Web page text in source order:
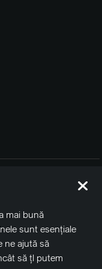
societății
BCCH
Erou Iancu Nicolae
mai bună
sunt esențiale
ne ajută să
să țl putem